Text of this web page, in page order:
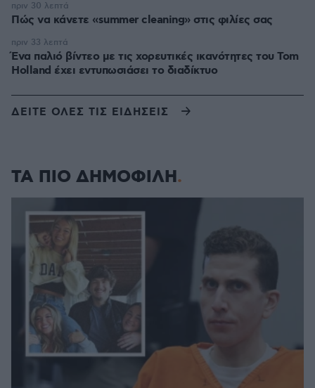
Πώς να κάνετε «summer cleaning» στις φιλίες σας
πριν 30 λεπτά
Ένα παλιό βίντεο με τις χορευτικές ικανότητες του Tom
Holland έχει εντυπωσιάσει το διαδίκτυο
πριν 33 λεπτά
ΔΕΙΤΕ ΟΛΕΣ ΤΙΣ ΕΙΔΗΣΕΙΣ
ΤΑ ΠΙΟ ΔΗΜΟΦΙΛΗ